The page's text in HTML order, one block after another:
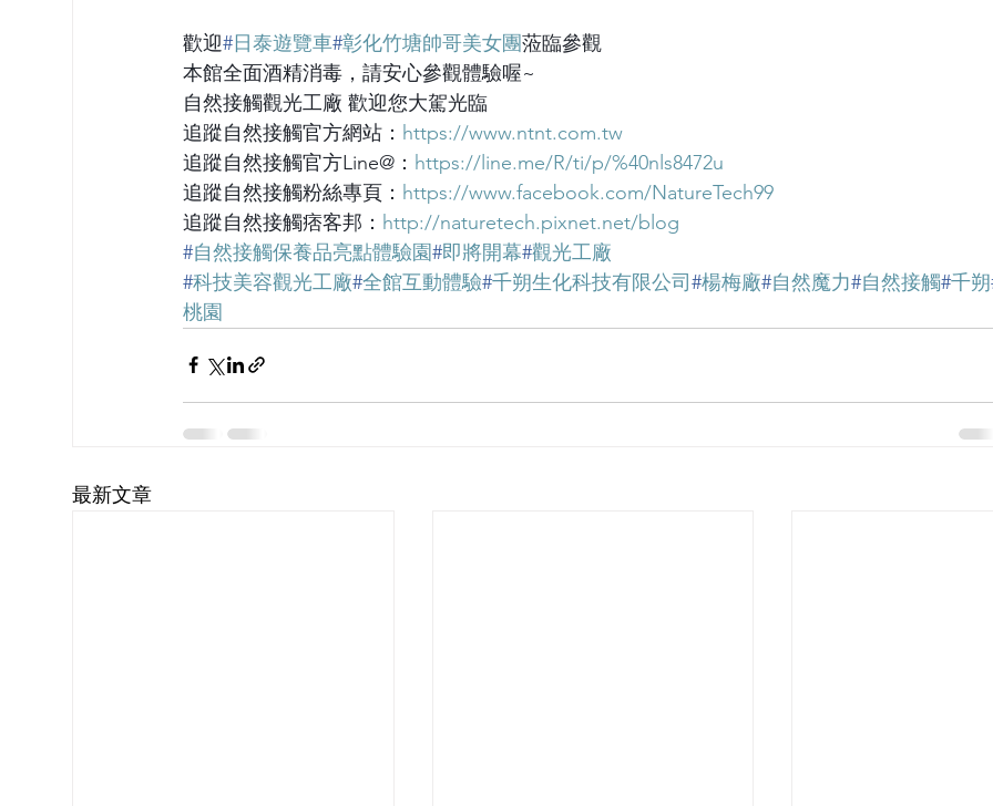
歡迎#日泰遊覽車#彰化竹塘帥哥美女團蒞臨參觀
本館全面酒精消毒，請安心參觀體驗喔~
自然接觸觀光工廠 歡迎您大駕光臨
追蹤自然接觸官方網站： https://www.ntnt.com.tw
追蹤自然接觸官方Line@： https://line.me/R/ti/p/%40nls8472u
追蹤自然接觸粉絲專頁： https://www.facebook.com/NatureTech99
追蹤自然接觸痞客邦： http://naturetech.pixnet.net/blog
#自然接觸保養品亮點體驗園#即將開幕#觀光工廠
#科技美容觀光工廠#全館互動體驗#千朔生化科技有限公司#楊梅廠#自然魔力#自然接觸#千朔
桃園
最新文章